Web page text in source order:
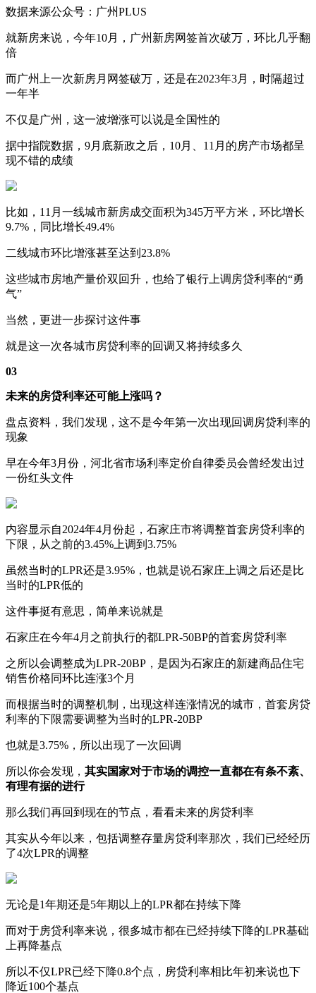
数据来源公众号：广州PLUS
就新房来说，今年10月，广州新房网签首次破万，环比几乎翻
倍
而广州上一次新房月网签破万，还是在2023年3月，时隔超过
一年半
不仅是广州，这一波增涨可以说是全国性的
据中指院数据，9月底新政之后，10月、11月的房产市场都呈
现不错的成绩
比如，11月一线城市新房成交面积为345万平方米，环比增长
9.7%，同比增长49.4%
二线城市环比增涨甚至达到23.8%
这些城市房地产量价双回升，也给了银行上调房贷利率的“勇
气”
当然，更进一步探讨这件事
就是这一次各城市房贷利率的回调又将持续多久
03
未来的房贷利率还可能上涨吗？
盘点资料，我们发现，这不是今年第一次出现回调房贷利率的
现象
早在今年3月份，河北省市场利率定价自律委员会曾经发出过
一份红头文件
内容显示自2024年4月份起，石家庄市将调整首套房贷利率的
下限，从之前的3.45%上调到3.75%
虽然当时的LPR还是3.95%，也就是说石家庄上调之后还是比
当时的LPR低的
这件事挺有意思，简单来说就是
石家庄在今年4月之前执行的都LPR-50BP的首套房贷利率
之所以会调整成为LPR-20BP，是因为石家庄的新建商品住宅
销售价格同环比连涨3个月
而根据当时的调整机制，出现这样连涨情况的城市，首套房贷
利率的下限需要调整为当时的LPR-20BP
也就是3.75%，所以出现了一次回调
所以你会发现， 其实国家对于市场的调控一直都在有条不紊、
有理有据的进行
那么我们再回到现在的节点，看看未来的房贷利率
其实从今年以来，包括调整存量房贷利率那次，我们已经经历
了4次LPR的调整
无论是1年期还是5年期以上的LPR都在持续下降
而对于房贷利率来说，很多城市都在已经持续下降的LPR基础
上再降基点
所以不仅LPR已经下降0.8个点，房贷利率相比年初来说也下
降近100个基点